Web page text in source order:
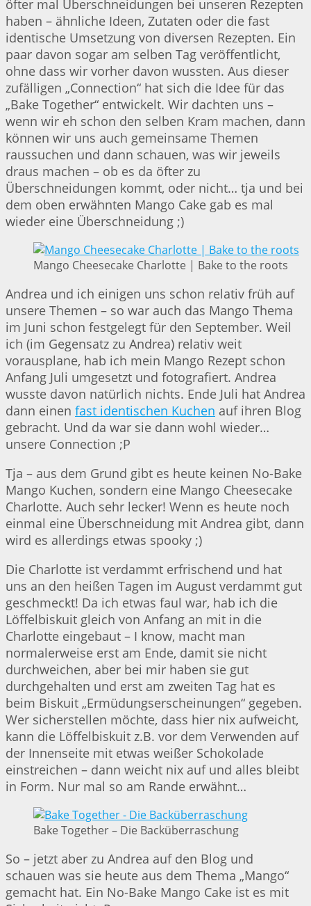
öfter mal Überschneidungen bei unseren Rezepten
haben – ähnliche Ideen, Zutaten oder die fast
identische Umsetzung von diversen Rezepten. Ein
paar davon sogar am selben Tag veröffentlicht,
ohne dass wir vorher davon wussten. Aus dieser
zufälligen „Connection“ hat sich die Idee für das
„Bake Together“ entwickelt. Wir dachten uns –
wenn wir eh schon den selben Kram machen, dann
können wir uns auch gemeinsame Themen
raussuchen und dann schauen, was wir jeweils
draus machen – ob es da öfter zu
Überschneidungen kommt, oder nicht… tja und bei
dem oben erwähnten Mango Cake gab es mal
wieder eine Überschneidung ;)
Mango Cheesecake Charlotte | Bake to the roots
Andrea und ich einigen uns schon relativ früh auf
unsere Themen – so war auch das Mango Thema
im Juni schon festgelegt für den September. Weil
ich (im Gegensatz zu Andrea) relativ weit
vorausplane, hab ich mein Mango Rezept schon
Anfang Juli umgesetzt und fotografiert. Andrea
wusste davon natürlich nichts. Ende Juli hat Andrea
dann einen fast identischen Kuchen auf ihren Blog
gebracht. Und da war sie dann wohl wieder…
unsere Connection ;P
Tja – aus dem Grund gibt es heute keinen No-Bake
Mango Kuchen, sondern eine Mango Cheesecake
Charlotte. Auch sehr lecker! Wenn es heute noch
einmal eine Überschneidung mit Andrea gibt, dann
wird es allerdings etwas spooky ;)
Die Charlotte ist verdammt erfrischend und hat
uns an den heißen Tagen im August verdammt gut
geschmeckt! Da ich etwas faul war, hab ich die
Löffelbiskuit gleich von Anfang an mit in die
Charlotte eingebaut – I know, macht man
normalerweise erst am Ende, damit sie nicht
durchweichen, aber bei mir haben sie gut
durchgehalten und erst am zweiten Tag hat es
beim Biskuit „Ermüdungserscheinungen“ gegeben.
Wer sicherstellen möchte, dass hier nix aufweicht,
kann die Löffelbiskuit z.B. vor dem Verwenden auf
der Innenseite mit etwas weißer Schokolade
einstreichen – dann weicht nix auf und alles bleibt
in Form. Nur mal so am Rande erwähnt…
Bake Together – Die Backüberraschung
So – jetzt aber zu Andrea auf den Blog und
schauen was sie heute aus dem Thema „Mango“
gemacht hat. Ein No-Bake Mango Cake ist es mit